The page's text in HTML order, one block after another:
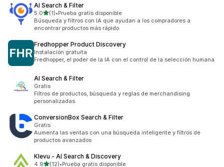
AI Search & Filter
5.0de 5 estrellas
(1)
1 reseñas en total
•Prueba gratis disponible
Búsqueda y filtros con IA que ayudan a los compradores a
encontrar productos más rápido
Fredhopper Product Discovery
Instalación gratuita
Fredhopper, el poder de la IA con el control de la selección humana
AI Search & Filter
Gratis
Filtros de productos, búsqueda y reglas de merchandising
personalizadas.
ConversionBox Search & Filter
Gratis
Aumenta las ventas con una búsqueda inteligente y filtros de
productos avanzados
Klevu ‑ AI Search & Discovery
4.9de 5 estrellas
(12)•Prueba gratis disponible